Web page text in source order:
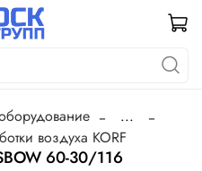
...
воздуха KORF
60-30/116